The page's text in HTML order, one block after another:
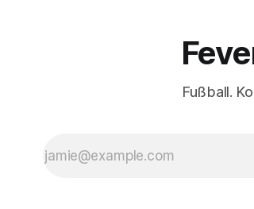
Fußball.